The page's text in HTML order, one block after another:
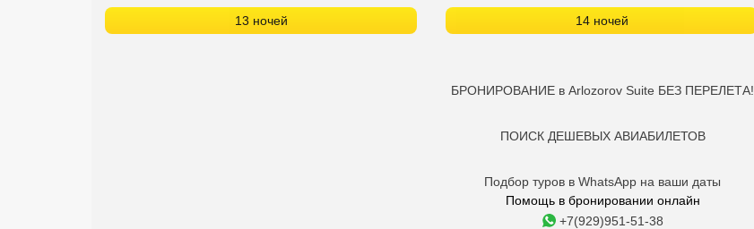
13 ночей 14 ночей
БРОНИРОВАНИЕ в Arlozorov Suite БЕЗ ПЕРЕЛЕТА!
ПОИСК ДЕШЕВЫХ АВИАБИЛЕТОВ
Подбор туров в WhatsApp на ваши даты
Помощь в бронировании онлайн
+7(929)951-51-38